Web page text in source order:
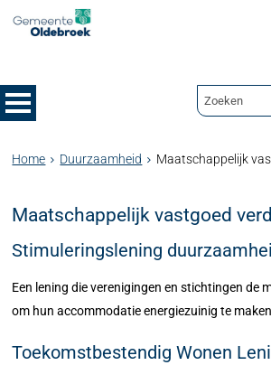
Home Duurzaamheid Maatschappelijk
Maatschappelijk vastgoed
Stimuleringslening
Een lening die verenigingen en stichtingen de
om hun accommodatie energiezuinig te
Toekomstbestendig Wonen